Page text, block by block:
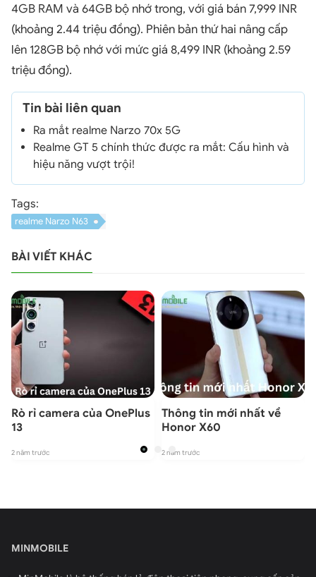
4GB RAM và 64GB bộ nhớ trong, với giá bán 7,999 INR
(khoảng 2.44 triệu đồng). Phiên bản thứ hai nâng cấp
lên 128GB bộ nhớ với mức giá 8,499 INR (khoảng 2.59
triệu đồng).
Tin bài liên quan
Ra mắt realme Narzo 70x 5G
Realme GT 5 chính thức được ra mắt: Cấu hình và
hiệu năng vượt trội!
Tags:
realme Narzo N63
BÀI VIẾT KHÁC
Rò rỉ camera của OnePlus
13
2 năm trước
Thông tin mới nhất về
Honor X60
2 năm trước
MINMOBILE